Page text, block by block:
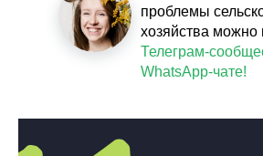
проблемы
хозяйства
Телеграм-
WhatsApp-чате!